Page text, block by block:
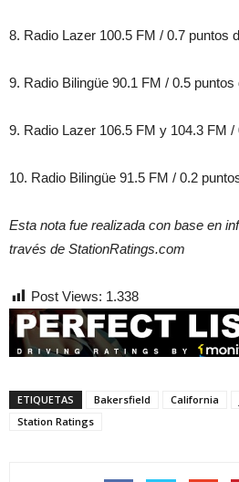
8. Radio Lazer 100.5 FM / 0.7 puntos
9. Radio Bilingüe 90.1 FM / 0.5 puntos
9. Radio Lazer 106.5 FM y 104.3 FM /
10. Radio Bilingüe 91.5 FM / 0.2
Esta nota fue realizada con base en
través de StationRatings.com
Post Views: 1.338
ETIQUETAS Bakersfield California
Station Ratings